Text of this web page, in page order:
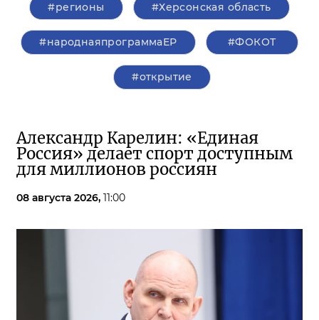
#регионы #Херсонская область
#народнаяпрограммаЕР #ФОКОТ
#открытие
Александр Карелин: «Единая
Россия» делает спорт доступным
для миллионов россиян
08 августа 2026, 11:00